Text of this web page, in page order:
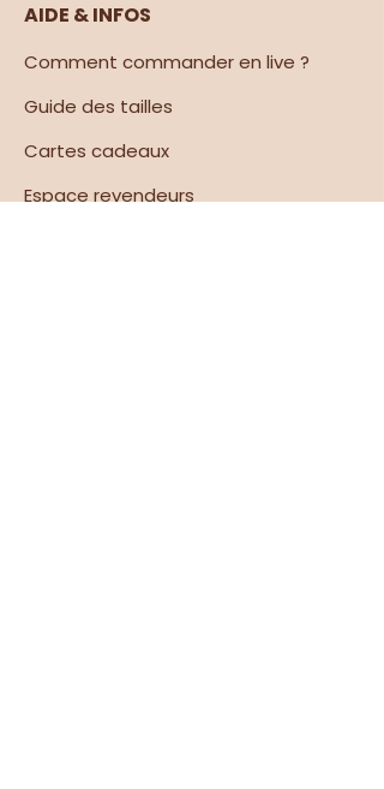
AIDE & INFOS
Comment commander en live ?
Guide des tailles
Cartes cadeaux
Espace revendeurs